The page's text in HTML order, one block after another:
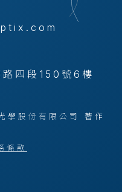
四段150號6樓
股份有限公司 著作
條款